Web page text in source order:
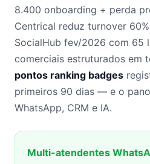
8.400 onboarding + perda
Centrical reduz turnover
SocialHub fev/2026 com 65
comerciais estruturados em
pontos ranking badges
primeiros 90 dias — e o
WhatsApp, CRM e IA.
Multi-atendentes